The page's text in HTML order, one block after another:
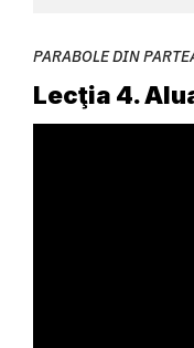
PARABOLE DIN
Lecţia 4.